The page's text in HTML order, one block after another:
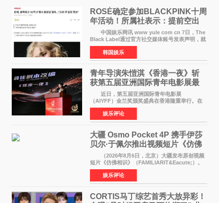
ROSÉ确定参加BLACKPINK十周
年活动！所属社表示：提前空出
了时间
中国娱乐网讯 www yule com cn 7日，The
Black Label通过官方社交媒体账号发表声明，就
近期网络上关于ROS&Eacute;个人行程及是否参
加BLACKPINK出道纪念活动的种种猜测作出正
式回应。 Th
韩国娱乐
青年导演朱愷淇《香港一夜》斩
获第五届亚洲国际青年电影展最
佳剧本改编奖
近日，第五届亚洲国际青年电影展
（AIYFF）金兰奖颁奖盛典在香港隆重举行。在
这场汇聚数百位海内外电影人、文化界人士及媒
体代表的亚洲青年影视盛会上，香港本土电影
《香港一夜》（Dawn in Ho
娱乐评论
大疆 Osmo Pocket 4P 携手伊莎
贝尔·于佩尔推出视频短片《仿佛
相识》
（2026年8月6日，北京）大疆发布原创视频
短片《仿佛相识》（FAMILIARIT&Eacute;）。
视频短片由戛纳国际电影节最佳女演员伊莎贝尔·
于佩尔（Isabelle Huppert）主演，全程使用大
疆首款双主摄口
娱乐评论
CORTIS马丁综艺首秀大放异彩！